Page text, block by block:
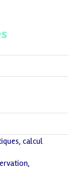
calcul